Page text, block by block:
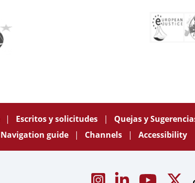
Escritos y solicitudes Quejas y
Navigation guide
Channels Accessibility